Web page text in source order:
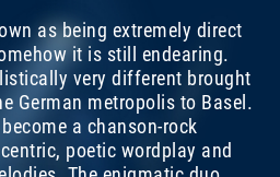
as being extremely direct
it is still endearing.
very different brought
German metropolis to Basel.
a chanson-rock
poetic wordplay and